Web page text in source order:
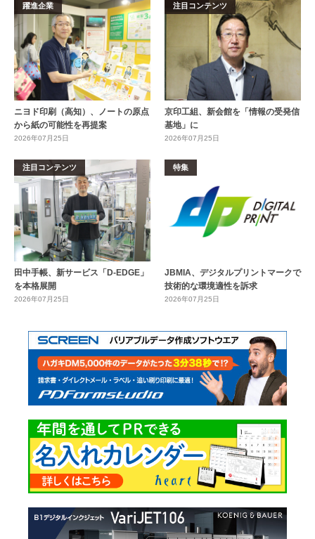
躍進企業
ニヨド印刷（高知）、ノートの原点
から紙の可能性を再提案
2026年07月25日
注目コンテンツ
京印工組、新会館を「情報の受発信
基地」に
2026年07月25日
注目コンテンツ
田中手帳、新サービス「D-EDGE」
を本格展開
2026年07月25日
特集
JBMIA、デジタルプリントマークで
技術的な環境適性を訴求
2026年07月25日